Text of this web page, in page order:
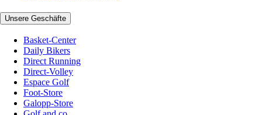
Unsere Geschäfte
Basket-Center
Daily Bikers
Direct Running
Direct-Volley
Espace Golf
Foot-Store
Galopp-Store